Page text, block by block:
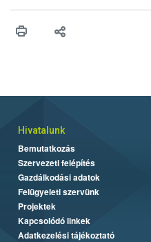
higiéniai szabályok
biztonsági Hivatal (Nébih)
Hivatalunk
Bemutatkozás
Szervezeti felépítés
Gazdálkodási adatok
Felügyeleti szervünk
Projektek
Kapcsolódó linkek
Adatkezelési tájékoztató